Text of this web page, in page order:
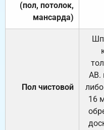
(пол, потолок,
мансарда)
Пол чистовой
АВ.
16